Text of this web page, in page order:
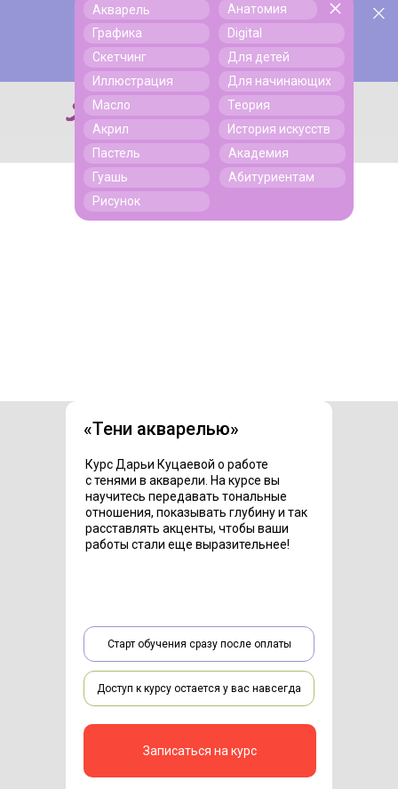
Поиск
Поиск
Акварель
Графика
Скетчинг
Иллюстрация
Масло
Акрил
Пастель
Гуашь
Рисунок
Анатомия
Digital
Для детей
Для начинающих
Теория
История искусств
Академия
Абитуриентам
«Тени акварелью»
Курс Дарьи Куцаевой о работе
с тенями в акварели. На курсе вы
научитесь передавать тональные
отношения, показывать глубину и так
расставлять акценты, чтобы ваши
работы стали еще выразительнее!
Записаться на курс
Доступ к курсу остается у вас навсегда
Старт обучения сразу после оплаты